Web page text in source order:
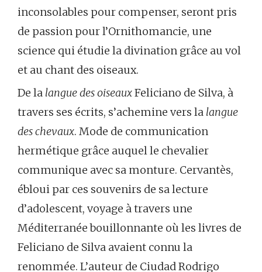
inconsolables pour compenser, seront pris
de passion pour l’Ornithomancie, une
science qui étudie la divination grâce au vol
et au chant des oiseaux.
De la langue des oiseauxFeliciano de Silva, à
travers ses écrits, s’achemine vers la langue
des chevaux. Mode de communication
hermétique grâce auquel le chevalier
communique avec sa monture. Cervantès,
ébloui par ces souvenirs de sa lecture
d’adolescent, voyage à travers une
Méditerranée bouillonnante où les livres de
Feliciano de Silva avaient connu la
renommée. L’auteur de Ciudad Rodrigo